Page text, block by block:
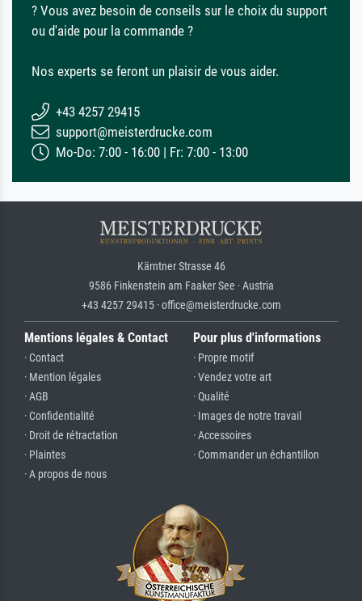
? Vous avez besoin de conseils sur le choix du support
ou d'aide pour la commande ?
Nos experts se feront un plaisir de vous aider.
+43 4257 29415
support@meisterdrucke.com
Mo-Do: 7:00 - 16:00 | Fr: 7:00 - 13:00
Kärntner Strasse 46
9586 Finkenstein am Faaker See · Austria
+43 4257 29415 · office@meisterdrucke.com
Mentions légales & Contact
· Contact
· Mention légales
· AGB
· Confidentialité
· Droit de rétractation
· Plaintes
· A propos de nous
Pour plus d'informations
· Propre motif
· Vendez votre art
· Qualité
· Images de notre travail
· Accessoires
· Commander un échantillon